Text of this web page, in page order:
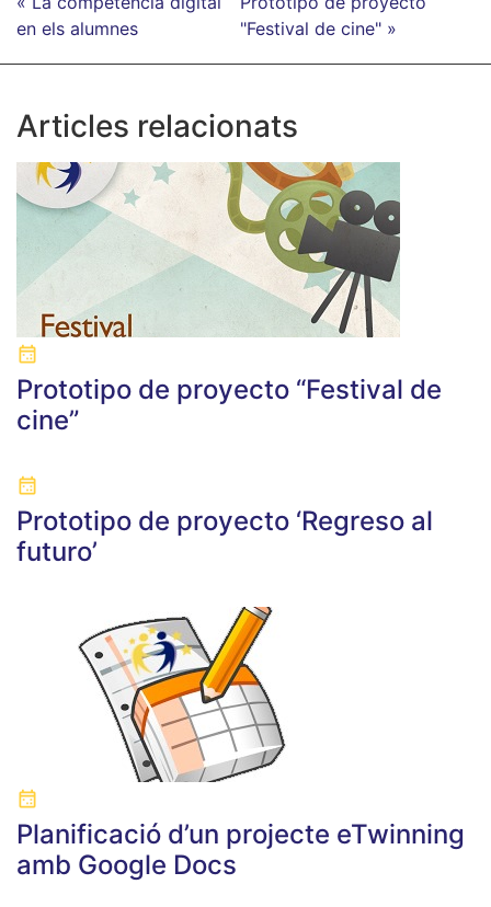
en els alumnes
"Festival de cine" »
Articles relacionats
Prototipo de proyecto “Festival de
cine”
Prototipo de proyecto ‘Regreso al
futuro’
Planificació d’un projecte eTwinning
amb Google Docs